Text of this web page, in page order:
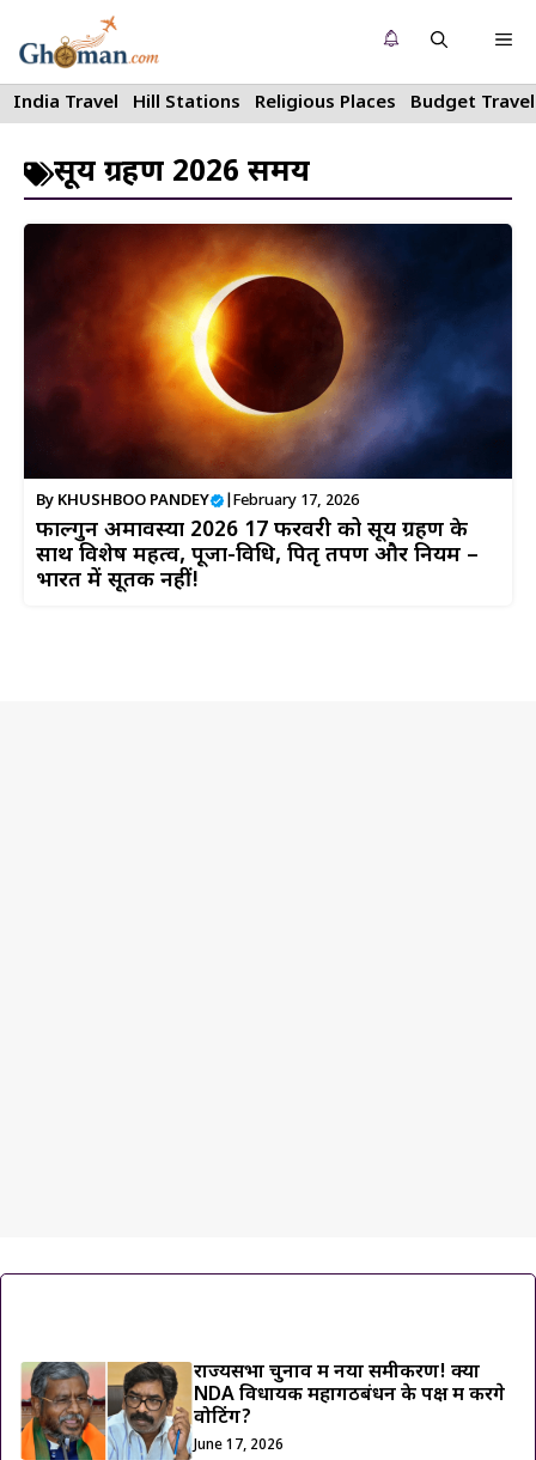
to
content
India Travel Hill Stations Religious Places Budget Travel
सूर्य ग्रहण 2026 समय
By KHUSHBOO PANDEY February 17, 2026
फाल्गुन अमावस्या 2026 17 फरवरी को सूर्य ग्रहण के
साथ विशेष महत्व, पूजा-विधि, पितृ तर्पण और नियम –
भारत में सूतक नहीं!
राज्यसभा चुनाव में नया समीकरण! क्या
NDA विधायक महागठबंधन के पक्ष में करेंगे
वोटिंग?
June 17, 2026